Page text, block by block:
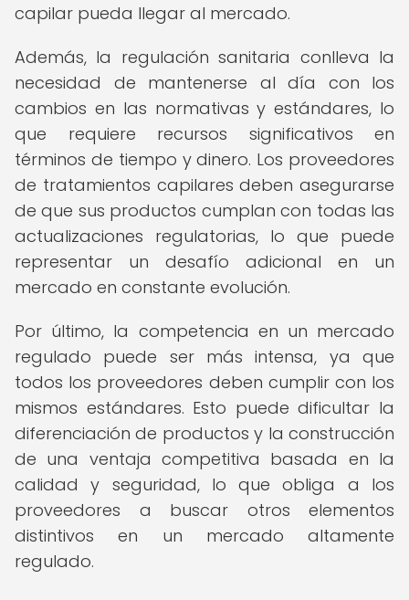
capilar pueda llegar al mercado.
Además, la regulación sanitaria conlleva la
necesidad de mantenerse al día con los
cambios en las normativas y estándares, lo
que requiere recursos significativos en
términos de tiempo y dinero. Los proveedores
de tratamientos capilares deben asegurarse
de que sus productos cumplan con todas las
actualizaciones regulatorias, lo que puede
representar un desafío adicional en un
mercado en constante evolución.
Por último, la competencia en un mercado
regulado puede ser más intensa, ya que
todos los proveedores deben cumplir con los
mismos estándares. Esto puede dificultar la
diferenciación de productos y la construcción
de una ventaja competitiva basada en la
calidad y seguridad, lo que obliga a los
proveedores a buscar otros elementos
distintivos en un mercado altamente
regulado.